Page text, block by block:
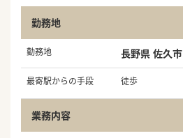
勤務地
勤務地 長野県 佐久市
最寄駅からの手段 徒歩
業務内容